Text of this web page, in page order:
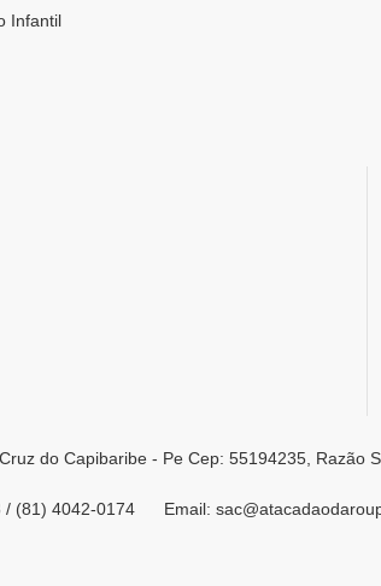
Infantil
do Capibaribe - Pe Cep: 55194235, Razão
/ (81) 4042-0174 Email: